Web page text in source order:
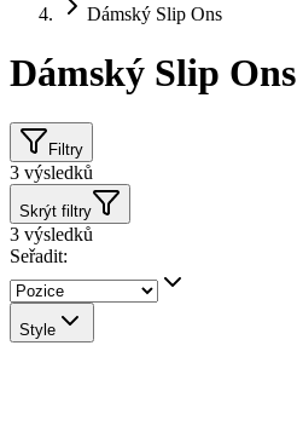
Dámský Slip Ons
Dámský Slip Ons
Filtry
3 výsledků
Skrýt filtry
3 výsledků
Seřadit:
Style